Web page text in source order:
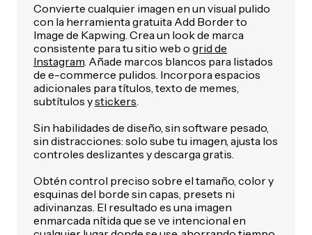
Convierte cualquier imagen en un visual pulido
con la herramienta gratuita Add Border to
Image de Kapwing. Crea un look de marca
consistente para tu sitio web o grid de
Instagram . Añade marcos blancos para listados
de e-commerce pulidos. Incorpora espacios
adicionales para títulos, texto de memes,
subtítulos ystickers
Sin habilidades de diseño, sin software pesado,
sin distracciones: solo sube tu imagen, ajusta los
controles deslizantes y descarga gratis.
Obtén control preciso sobre el tamaño, color y
esquinas del borde sin capas, presets ni
adivinanzas. El resultado es una imagen
enmarcada nítida que se ve intencional en